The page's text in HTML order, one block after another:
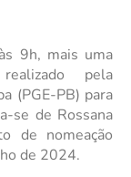
9h, mais uma
pela
(PGE-PB) para
se de Rossana
de nomeação
de 2024.